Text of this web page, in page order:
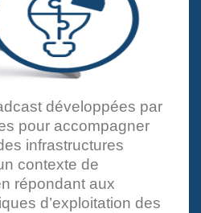
développées par
pour accompagner
infrastructures
contexte de
répondant aux
d’exploitation des